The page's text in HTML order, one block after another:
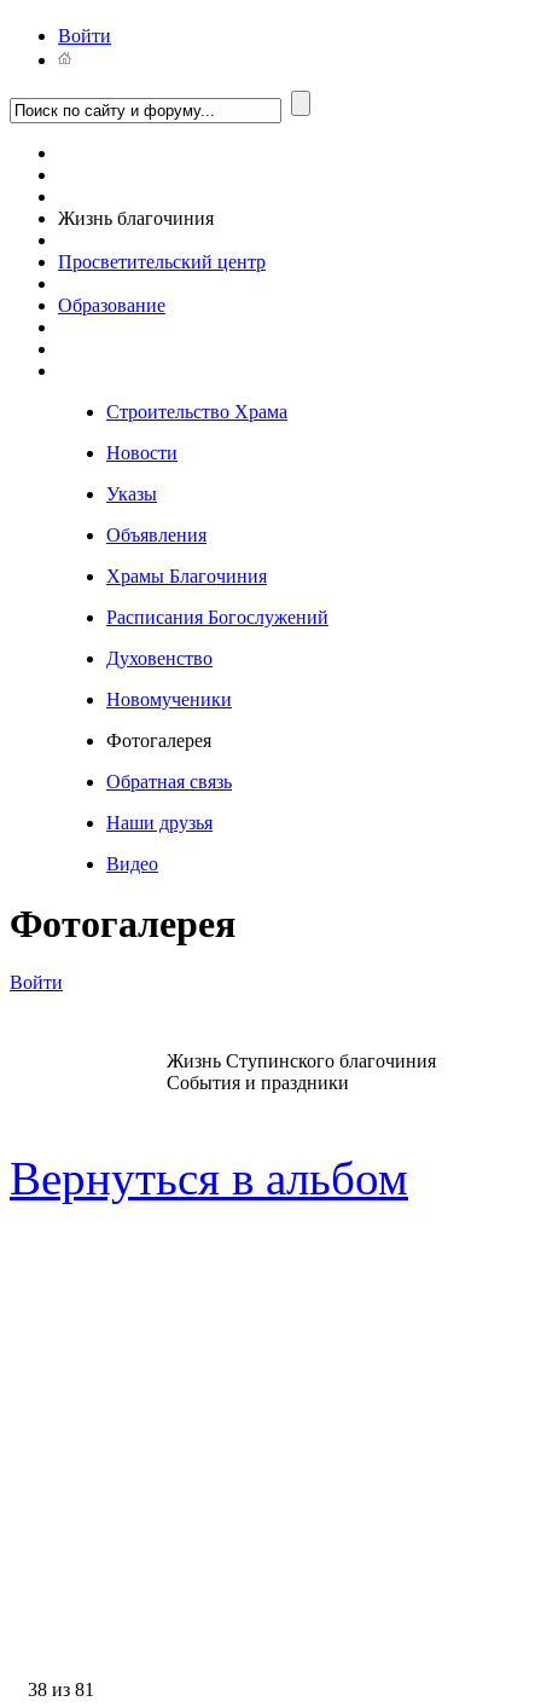
Войти
Жизнь благочиния
Просветительский центр
Образование
Строительство Храма
Новости
Указы
Объявления
Храмы Благочиния
Расписания Богослужений
Духовенство
Новомученики
Фотогалерея
Обратная связь
Наши друзья
Видео
Фотогалерея
Войти
Жизнь Ступинского благочиния
События и праздники
Вернуться в альбом
38 из 81